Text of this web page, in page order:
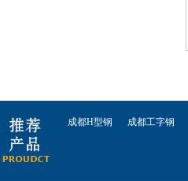
成都H型钢 成都工字钢